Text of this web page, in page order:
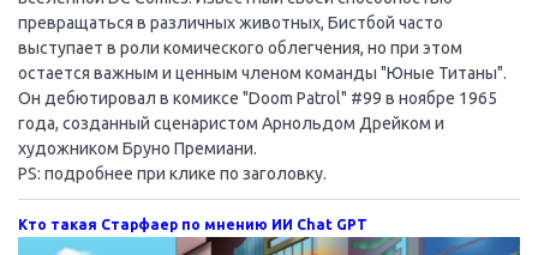
превращаться в различных животных, Бистбой часто
выступает в роли комического облегчения, но при этом
остается важным и ценным членом команды "Юные Титаны".
Он дебютировал в комиксе "Doom Patrol" #99 в ноябре 1965
года, созданный сценаристом Арнольдом Дрейком и
художником Бруно Премиани.
PS: подробнее при клике по заголовку.
Кто такая Старфаер по мнению ИИ Chat GPT